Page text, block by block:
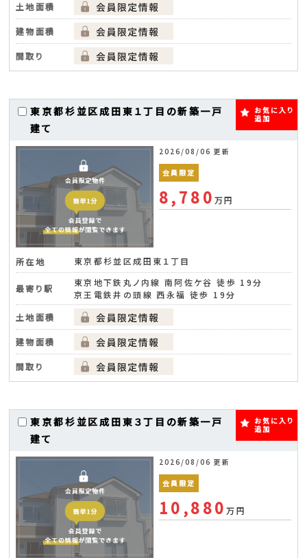
土地面積
建物面積
間取り
東京都杉並区成田東１丁目の新築一戸
建て
お気に入り
追加
2026/08/06 更新
会員限定
8,780万円
所在地 東京都杉並区成田東１丁目
最寄り駅
東京地下鉄丸ノ内線 南阿佐ケ谷 徒歩 19分
京王電鉄井の頭線 西永福 徒歩 19分
土地面積
建物面積
間取り
東京都杉並区成田東３丁目の新築一戸
建て
お気に入り
追加
2026/08/06 更新
会員限定
10,880万円